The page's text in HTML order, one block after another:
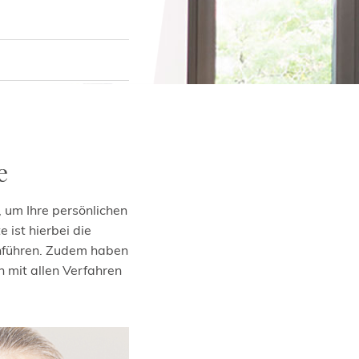
allerdings
Hautpflege mit
im
ist zu
großen
Ihre persönlichen
ist hierbei die
Zudem haben
mit allen Verfahren